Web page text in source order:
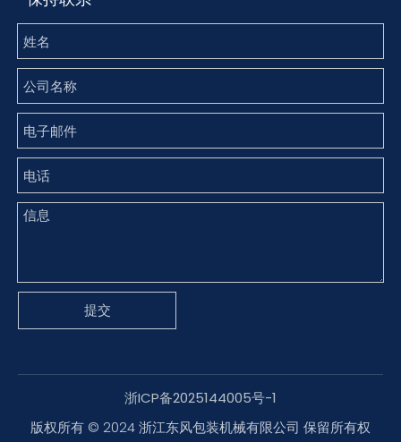
提交
浙ICP备2025144005号-1
版权所有 © 2024 浙江东风包装机械有限公司 保留所有权